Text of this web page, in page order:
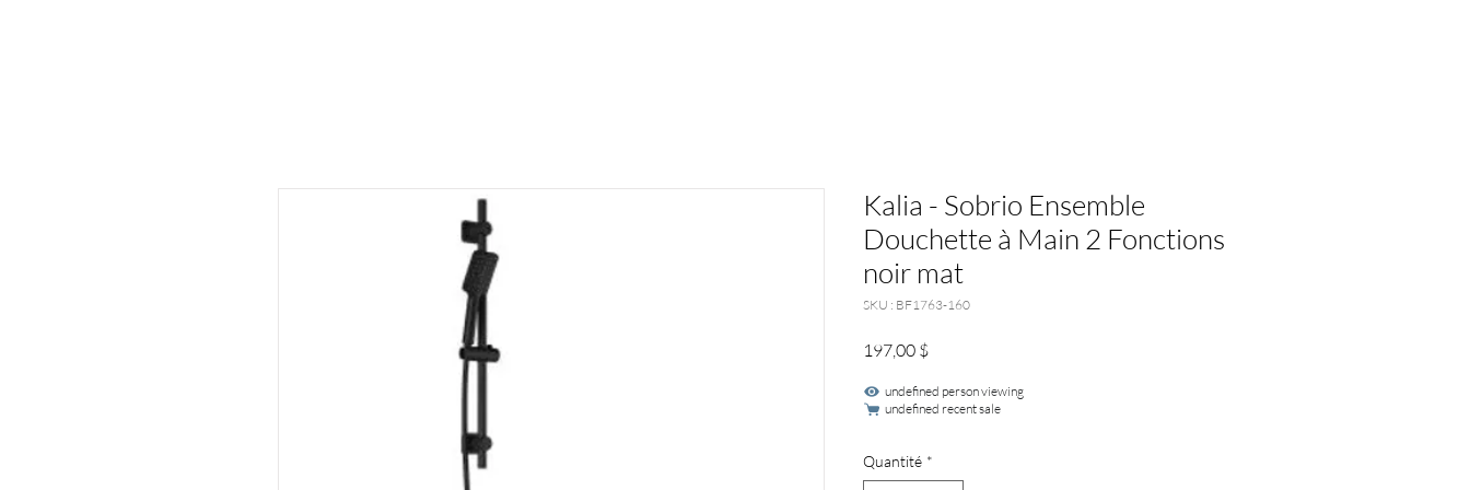
Kalia - Sobrio Ensemble
Douchette à Main 2 Fonctions
noir mat
SKU : BF1763-160
197,00 $Prix
undefined person viewing
undefined recent sale
Quantité *